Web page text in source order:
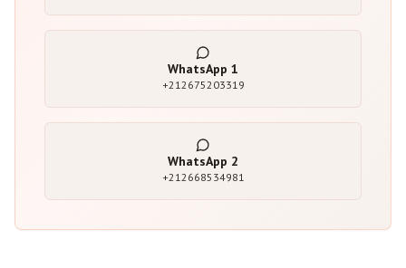
WhatsApp 1
+212675203319
WhatsApp 2
+212668534981